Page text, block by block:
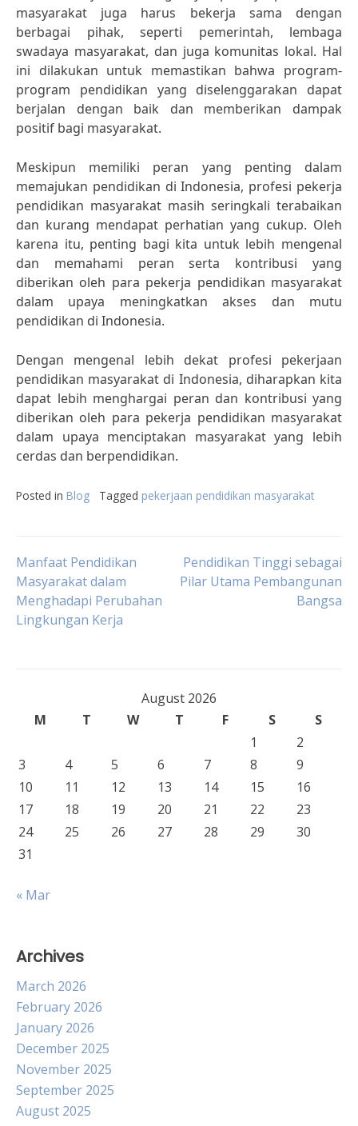
masyarakat juga harus bekerja sama dengan
berbagai pihak, seperti pemerintah, lembaga
swadaya masyarakat, dan juga komunitas lokal. Hal
ini dilakukan untuk memastikan bahwa program-
program pendidikan yang diselenggarakan dapat
berjalan dengan baik dan memberikan dampak
positif bagi masyarakat.
Meskipun memiliki peran yang penting dalam
memajukan pendidikan di Indonesia, profesi pekerja
pendidikan masyarakat masih seringkali terabaikan
dan kurang mendapat perhatian yang cukup. Oleh
karena itu, penting bagi kita untuk lebih mengenal
dan memahami peran serta kontribusi yang
diberikan oleh para pekerja pendidikan masyarakat
dalam upaya meningkatkan akses dan mutu
pendidikan di Indonesia.
Dengan mengenal lebih dekat profesi pekerjaan
pendidikan masyarakat di Indonesia, diharapkan kita
dapat lebih menghargai peran dan kontribusi yang
diberikan oleh para pekerja pendidikan masyarakat
dalam upaya menciptakan masyarakat yang lebih
cerdas dan berpendidikan.
Posted in Blog Tagged pekerjaan pendidikan masyarakat
Post
navigation
Manfaat Pendidikan
Masyarakat dalam
Menghadapi Perubahan
Lingkungan Kerja
Pendidikan Tinggi sebagai
Pilar Utama Pembangunan
Bangsa
August 2026
M
T W T F S
S
1
2
3
4 5 6 7 8
9
10
11 12 13 14 15
16
17
18 19 20 21 22
23
24
25 26 27 28 29
30
31
« Mar
Archives
March 2026
February 2026
January 2026
December 2025
November 2025
September 2025
August 2025